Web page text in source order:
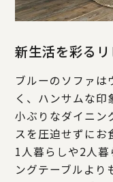
新生活を彩る
ブルーのソファは
く、ハンサムな印
小ぶりなダイニン
スを圧迫せずにお
1人暮らしや2人
ングテーブルより